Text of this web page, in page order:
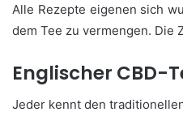
Alle Rezepte eigenen sich
dem Tee zu vermengen. Die
Englischer CBD-
Jeder kennt den